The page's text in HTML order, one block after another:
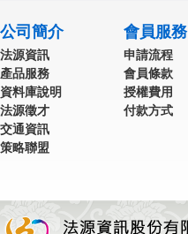
公司簡介
法源資訊
產品服務
資料庫說明
法源徵才
交通資訊
策略聯盟
會員服務
申請流程
會員條款
授權費用
付款方式